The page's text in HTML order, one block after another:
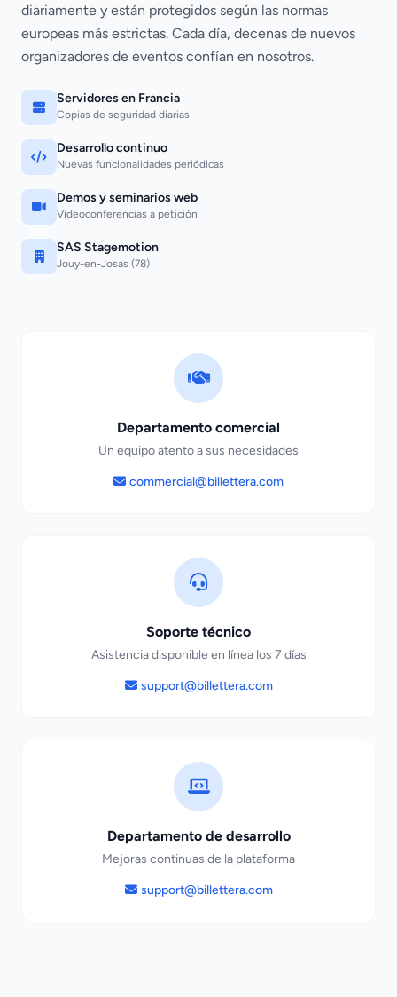
diariamente y están protegidos según las normas
europeas más estrictas. Cada día, decenas de nuevos
organizadores de eventos confían en nosotros.
Servidores en Francia
Copias de seguridad diarias
Desarrollo continuo
Nuevas funcionalidades periódicas
Demos y seminarios web
Videoconferencias a petición
SAS Stagemotion
Jouy-en-Josas (78)
Departamento comercial
Un equipo atento a sus necesidades
commercial@billettera.com
Soporte técnico
Asistencia disponible en línea los 7 días
support@billettera.com
Departamento de desarrollo
Mejoras continuas de la plataforma
support@billettera.com